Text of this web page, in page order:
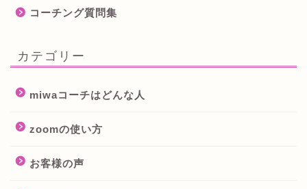
コーチング質問集
カテゴリー
miwaコーチはどんな人
zoomの使い方
お客様の声